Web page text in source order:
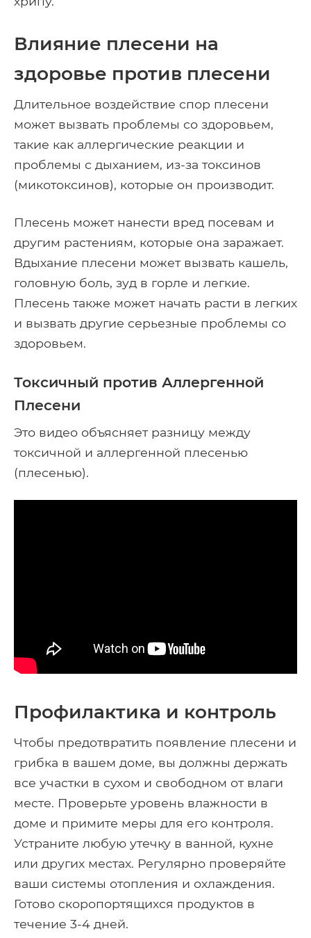
Влияние плесени на
здоровье против плесени
Длительное воздействие спор плесени
может вызвать проблемы со здоровьем,
такие как аллергические реакции и
проблемы с дыханием, из-за токсинов
(микотоксинов), которые он производит.
Плесень может нанести вред посевам и
другим растениям, которые она заражает.
Вдыхание плесени может вызвать кашель,
головную боль, зуд в горле и легкие.
Плесень также может начать расти в легких
и вызвать другие серьезные проблемы со
здоровьем.
Токсичный против Аллергенной
Плесени
Это видео объясняет разницу между
токсичной и аллергенной плесенью
(плесенью).
Профилактика и контроль
Чтобы предотвратить появление плесени и
грибка в вашем доме, вы должны держать
все участки в сухом и свободном от влаги
месте. Проверьте уровень влажности в
доме и примите меры для его контроля.
Устраните любую утечку в ванной, кухне
или других местах. Регулярно проверяйте
ваши системы отопления и охлаждения.
Готово скоропортящихся продуктов в
течение 3-4 дней.